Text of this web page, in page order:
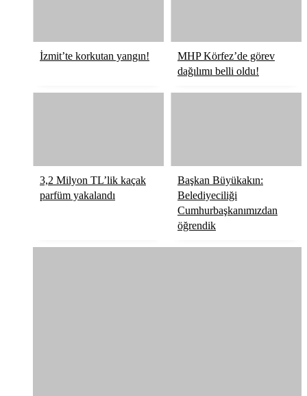
İzmit’te korkutan yangın!
MHP Körfez’de görev
dağılımı belli oldu!
3,2 Milyon TL’lik kaçak
parfüm yakalandı
Başkan Büyükakın:
Belediyeciliği
Cumhurbaşkanımızdan
öğrendik